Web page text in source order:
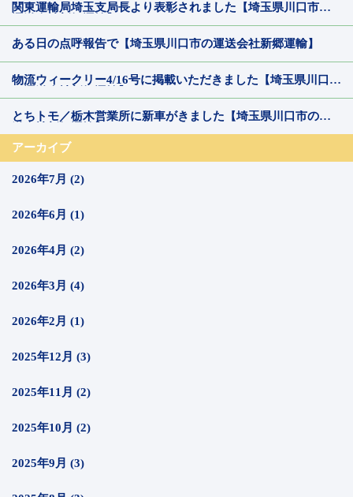
関東運輸局埼玉支局長より表彰されました【埼玉県川口市の
ある日の点呼報告で【埼玉県川口市の運送会社新郷運輸】
物流ウィークリー4/16号に掲載いただきました【埼玉県川口市
とちトモ／栃木営業所に新車がきました【埼玉県川口市の運
アーカイブ
2026年7月 (2)
2026年6月 (1)
2026年4月 (2)
2026年3月 (4)
2026年2月 (1)
2025年12月 (3)
2025年11月 (2)
2025年10月 (2)
2025年9月 (3)